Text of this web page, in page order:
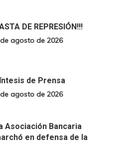
DE REPRESIÓN!!!
agosto de 2026
de Prensa
agosto de 2026
Asociación Bancaria
en defensa de la